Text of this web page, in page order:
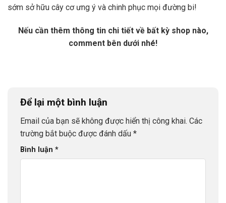
sớm sở hữu cây cơ ưng ý và chinh phục mọi đường bi!
Nếu cần thêm thông tin chi tiết về bất kỳ shop nào,
comment bên dưới nhé!
Để lại một bình luận
Email của bạn sẽ không được hiển thị công khai. Các
trường bắt buộc được đánh dấu *
Bình luận *